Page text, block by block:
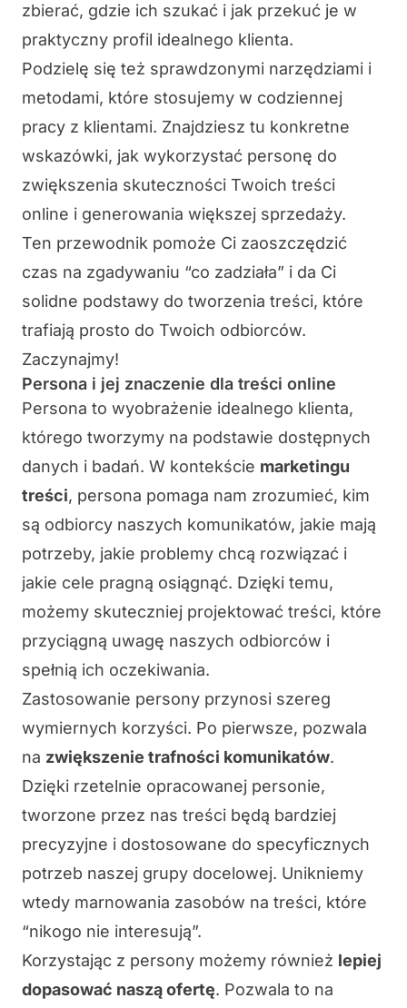
zbierać, gdzie ich szukać i jak przekuć je w
praktyczny profil idealnego klienta.
Podzielę się też sprawdzonymi narzędziami i
metodami, które stosujemy w codziennej
pracy z klientami. Znajdziesz tu konkretne
wskazówki, jak wykorzystać personę do
zwiększenia skuteczności Twoich treści
online i generowania większej sprzedaży.
Ten przewodnik pomoże Ci zaoszczędzić
czas na zgadywaniu “co zadziała” i da Ci
solidne podstawy do tworzenia treści, które
trafiają prosto do Twoich odbiorców.
Zaczynajmy!
Persona i jej znaczenie dla treści online
Persona to wyobrażenie idealnego klienta,
którego tworzymy na podstawie dostępnych
danych i badań. W kontekście marketingu
treści, persona pomaga nam zrozumieć, kim
są odbiorcy naszych komunikatów, jakie mają
potrzeby, jakie problemy chcą rozwiązać i
jakie cele pragną osiągnąć. Dzięki temu,
możemy skuteczniej projektować treści, które
przyciągną uwagę naszych odbiorców i
spełnią ich oczekiwania.
Zastosowanie persony przynosi szereg
wymiernych korzyści. Po pierwsze, pozwala
na zwiększenie trafności komunikatów.
Dzięki rzetelnie opracowanej personie,
tworzone przez nas treści będą bardziej
precyzyjne i dostosowane do specyficznych
potrzeb naszej grupy docelowej. Unikniemy
wtedy marnowania zasobów na treści, które
“nikogo nie interesują”.
Korzystając z persony możemy również lepiej
dopasować naszą ofertę. Pozwala to na